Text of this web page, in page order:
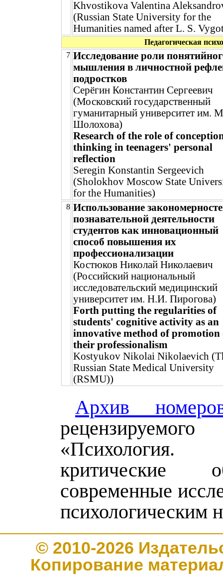
Khvostikova Valentina
(Russian State University for the
Humanities named after L. S.
Педагогическая
7 Исследование роли
мышления в личностной
подростков
Серёгин Константин Сергеевич
(Московский государственный
гуманитарный университет им.
Шолохова)
Research of the role of
thinking in teenagers' personal
reflection
Seregin Konstantin Sergeevich
(Sholokhov Moscow State
for the Humanities)
8 Использование
познавательной деятельности
студентов как инновационный
способ повышения их
профессионализации
Костюков Николай Николаевич
(Российский национальный
исследовательский медицинский
университет им. Н.И. Пирогова)
Forth putting the regularities of
students' cognitive activity as an
innovative method of promotion
their professionalism
Kostyukov Nikolai Nikolaevich
Russian State Medical University
(RSMU))
Архив
«Психология.
критические
современные
психологическим
© 2010-2026
Копирование